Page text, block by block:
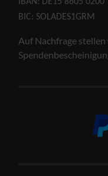
IBAN: DE15 8605 0200
BIC: SOLADES1GRM
Auf Nachfrage